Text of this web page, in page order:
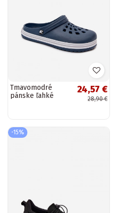
Tmavomodré
pánske ľahké
24,57 €
28,90 €
-15%